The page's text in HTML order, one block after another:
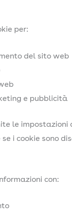
per:
del sito web
e pubblicità
le
i cookie sono
con: